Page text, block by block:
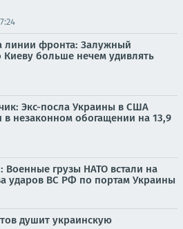
линии фронта: Залужный
Киеву больше нечем удивлять
Экс-посла Украины в США
в незаконном обогащении на 13,9
Военные грузы НАТО встали на
ударов ВС РФ по портам Украины
душит украинскую